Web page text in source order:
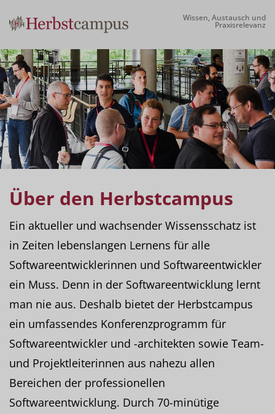
Wissen, Austausch und
Praxisrelevanz
Über den Herbstcampus
Ein aktueller und wachsender Wissensschatz ist
in Zeiten lebenslangen Lernens für alle
Softwareentwicklerinnen und Softwareentwickler
ein Muss. Denn in der Softwareentwicklung lernt
man nie aus. Deshalb bietet der Herbstcampus
ein umfassendes Konferenzprogramm für
Softwareentwickler und -architekten sowie Team-
und Projektleiterinnen aus nahezu allen
Bereichen der professionellen
Softwareentwicklung. Durch 70-minütige